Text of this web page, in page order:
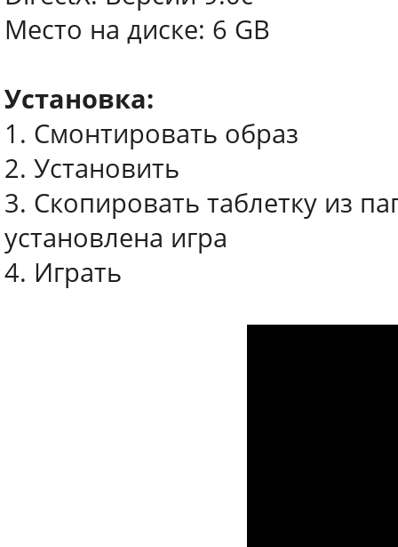
Место на диске: 6 GB
Установка:
1. Смонтировать образ
2. Установить
3. Скопировать таблетку из
установлена игра
4. Играть